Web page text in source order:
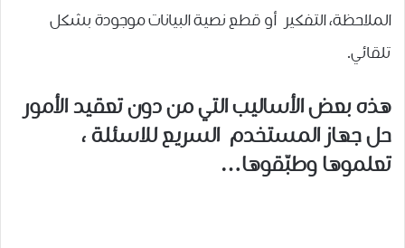
الملاحظة، التفكير أو قطع نصية البيانات موجودة بشكل
تلقائي.
هذه بعض الأساليب التي من دون تعقيد الأمور
حل جهاز المستخدم السريع للاسئلة ،
تعلموها وطبّقوها…